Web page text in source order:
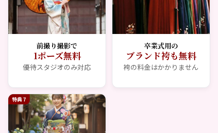
前撮り撮影で
1ポーズ無料
優待スタジオのみ対応
卒業式用の
ブランド袴も無料
袴の料金はかかりません
特典 7